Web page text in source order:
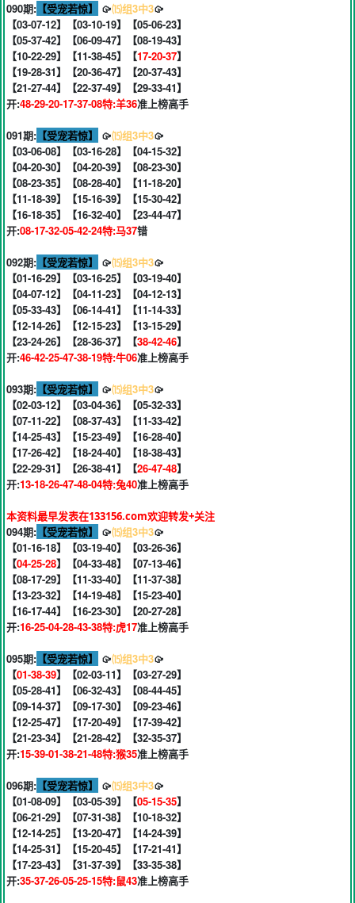
090期: 【受宠若惊】 🥠⒂组3中3🥠
【03-07-12】【03-10-19】【05-06-23】
【05-37-42】【06-09-47】【08-19-43】
【10-22-29】【11-38-45】【17-20-37】
【19-28-31】【20-36-47】【20-37-43】
【21-27-44】【22-37-49】【29-33-41】
开:48-29-20-17-37-08特:羊36准上榜高手
091期: 【受宠若惊】 🥠⒂组3中3🥠
【03-06-08】【03-16-28】【04-15-32】
【04-20-30】【04-20-39】【08-23-30】
【08-23-35】【08-28-40】【11-18-20】
【11-18-39】【15-16-39】【15-30-42】
【16-18-35】【16-32-40】【23-44-47】
开:08-17-32-05-42-24特:马37错
092期: 【受宠若惊】 🥠⒂组3中3🥠
【01-16-29】【03-16-25】【03-19-40】
【04-07-12】【04-11-23】【04-12-13】
【05-33-43】【06-14-41】【11-14-33】
【12-14-26】【12-15-23】【13-15-29】
【23-24-26】【28-36-37】【38-42-46】
开:46-42-25-47-38-19特:牛06准上榜高手
093期: 【受宠若惊】 🥠⒂组3中3🥠
【02-03-12】【03-04-36】【05-32-33】
【07-11-22】【08-37-43】【11-33-42】
【14-25-43】【15-23-49】【16-28-40】
【17-26-42】【18-24-40】【18-38-43】
【22-29-31】【26-38-41】【26-47-48】
开:13-18-26-47-48-04特:兔40准上榜高手
本资料最早发表在133156.com欢迎转发+关注
094期: 【受宠若惊】 🥠⒂组3中3🥠
【01-16-18】【03-19-40】【03-26-36】
【04-25-28】【04-33-48】【07-13-46】
【08-17-29】【11-33-40】【11-37-38】
【13-23-32】【14-19-48】【15-23-40】
【16-17-44】【16-23-30】【20-27-28】
开:16-25-04-28-43-38特:虎17准上榜高手
095期: 【受宠若惊】 🥠⒂组3中3🥠
【01-38-39】【02-03-11】【03-27-29】
【05-28-41】【06-32-43】【08-44-45】
【09-14-37】【09-17-30】【09-23-46】
【12-25-47】【17-20-49】【17-39-42】
【21-23-34】【21-28-42】【32-35-37】
开:15-39-01-38-21-48特:猴35准上榜高手
096期: 【受宠若惊】 🥠⒂组3中3🥠
【01-08-09】【03-05-39】【05-15-35】
【06-21-29】【07-31-38】【10-18-32】
【12-14-25】【13-20-47】【14-24-39】
【14-25-31】【15-20-45】【17-21-41】
【17-23-43】【31-37-39】【33-35-38】
开:35-37-26-05-25-15特:鼠43准上榜高手